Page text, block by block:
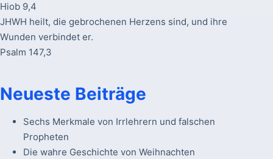
Hiob 9,4
JHWH heilt, die gebrochenen Herzens sind, und ihre
Wunden verbindet er.
Psalm 147,3
Neueste Beiträge
Sechs Merkmale von Irrlehrern und falschen
Propheten
Die wahre Geschichte von Weihnachten